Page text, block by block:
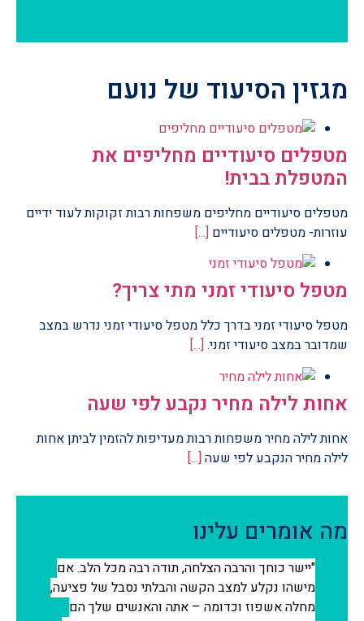
מגזין הסיעוד של נועם
מטפלים סיעודיים מחליפים את
המטפלת בבית!
מטפלים סיעודיים מחליפים משפחות רבות זקוקות לעוד ידיים
עוזרות- מטפלים סיעודיים[...]
מטפל סיעודי זמני מתי צריך?
מטפל סיעודי זמני בדרך כלל מטפל סיעודי זמני נדרש במצב
שמדובר במצב סיעודי זמני.[...]
אחות לילה מחיר נקבע לפי שעה
אחות לילה מחיר משפחות רבות מעדיפות להזמין לביתן אחות
לילה מחיר הנקבע לפי שעה[...]
מה אומרים עלינו
יישר כוחך והרבה הצלחה, תודה רבה מכל הלב. אם
מישהו נקלע למצב הקשה והבלתי נסבל של פציעה,
מחלה אשפוז וכדומה – אתה והאנשים שלך הם